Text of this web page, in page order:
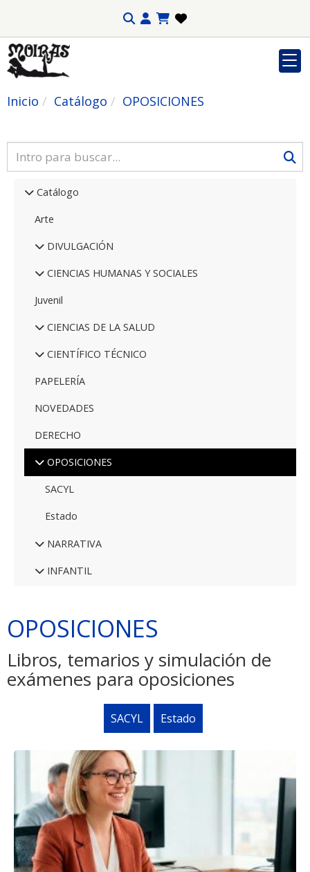
Inicio Catálogo OPOSICIONES
Catálogo
Arte
DIVULGACIÓN
CIENCIAS HUMANAS Y SOCIALES
Juvenil
CIENCIAS DE LA SALUD
CIENTÍFICO TÉCNICO
PAPELERÍA
NOVEDADES
DERECHO
OPOSICIONES
SACYL
Estado
NARRATIVA
INFANTIL
OPOSICIONES
Libros, temarios y simulación de
exámenes para oposiciones
SACYL Estado